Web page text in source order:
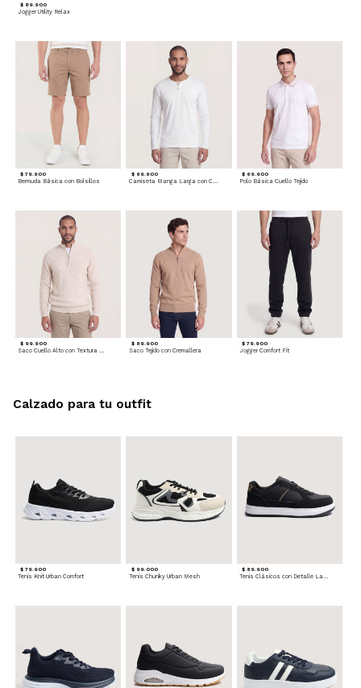
$ 89.900
Jogger Utility Relax
$ 79.900
Bermuda Básica con Bolsillos
$ 69.900
Camiseta Manga Larga con Cuello Henley
$ 69.900
Polo Básica Cuello Tejido
$ 99.900 $ 89.900
Saco Tejido con Cremallera
$ 79.900
Jogger Comfort Fit
$ 79.900
Tenis Knit Urban Comfort
$ 99.000
Tenis Chunky Urban Mesh
$ 89.900
Calzado para tu outfit